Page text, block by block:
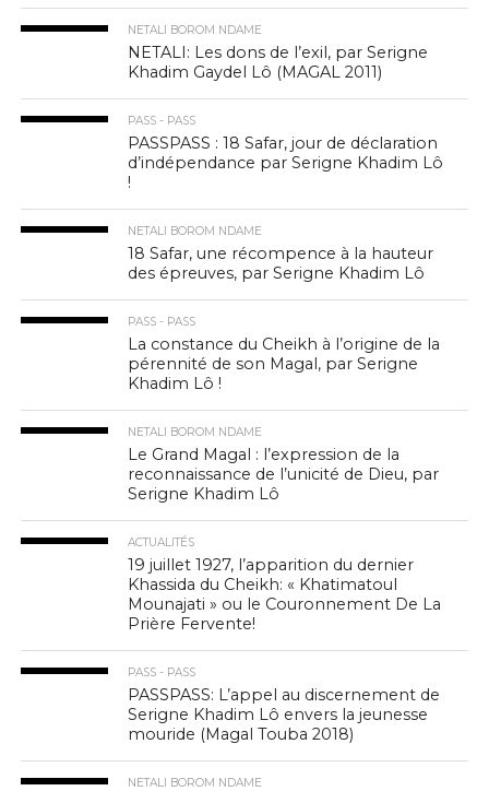
NETALI BOROM NDAME
NETALI: Les dons de l’exil, par Serigne
Khadim Gaydel Lô (MAGAL 2011)
PASS - PASS
PASSPASS : 18 Safar, jour de déclaration
d’indépendance par Serigne Khadim Lô
!
NETALI BOROM NDAME
18 Safar, une récompence à la hauteur
des épreuves, par Serigne Khadim Lô
PASS - PASS
La constance du Cheikh à l’origine de la
pérennité de son Magal, par Serigne
Khadim Lô !
NETALI BOROM NDAME
Le Grand Magal : l’expression de la
reconnaissance de l’unicité de Dieu, par
Serigne Khadim Lô
ACTUALITÉS
19 juillet 1927, l’apparition du dernier
Khassida du Cheikh: « Khatimatoul
Mounajati » ou le Couronnement De La
Prière Fervente!
PASS - PASS
PASSPASS: L’appel au discernement de
Serigne Khadim Lô envers la jeunesse
mouride (Magal Touba 2018)
NETALI BOROM NDAME